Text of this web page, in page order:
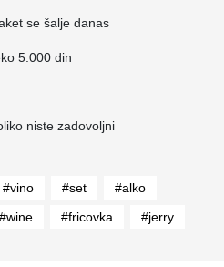
se šalje danas
5.000 din
niste zadovoljni
#vino #set
#alko
#wine #fricovka
#jerry